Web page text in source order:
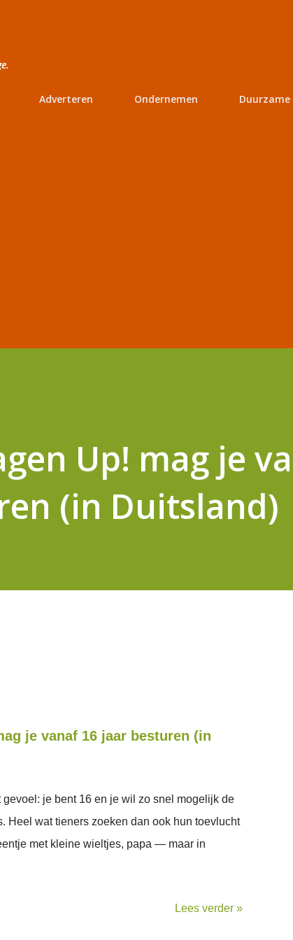
Adverteren Ondernemen Duurzame
Up! mag je
(in Duitsland)
je vanaf 16 jaar besturen (in
je bent 16 en je wil zo snel mogelijk de
Heel wat tieners zoeken dan ook hun toevlucht
met kleine wieltjes, papa — maar in
Lees verder »